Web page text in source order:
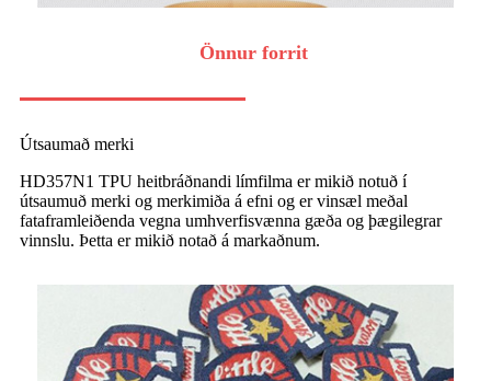
Önnur forrit
Útsaumað merki
HD357N1 TPU heitbráðnandi límfilma er mikið notuð í
útsaumuð merki og merkimiða á efni og er vinsæl meðal
fataframleiðenda vegna umhverfisvænna gæða og þægilegrar
vinnslu. Þetta er mikið notað á markaðnum.